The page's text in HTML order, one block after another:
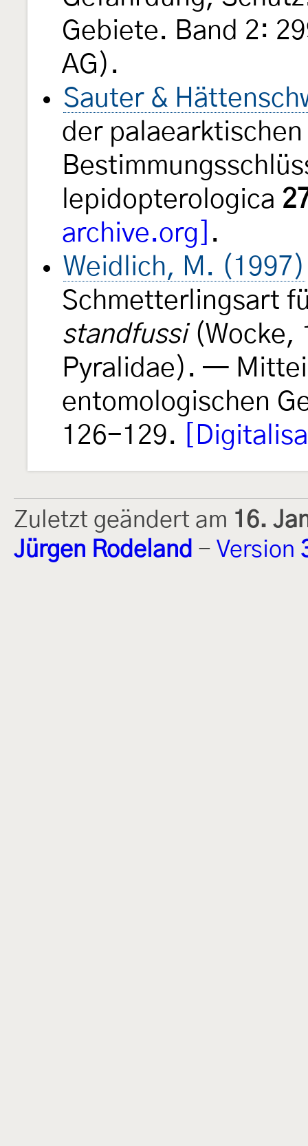
Gebiete. Band 2:
AG).
Sauter &
der
lepidopterologica
archive.org]
.
Weidlich, M. (1997)
Schmetterlingsart
standfussi(Wocke,
Pyralidae). —
entomologischen
126-129.
Zuletzt geändert am 16.
Jürgen Rodeland - Version